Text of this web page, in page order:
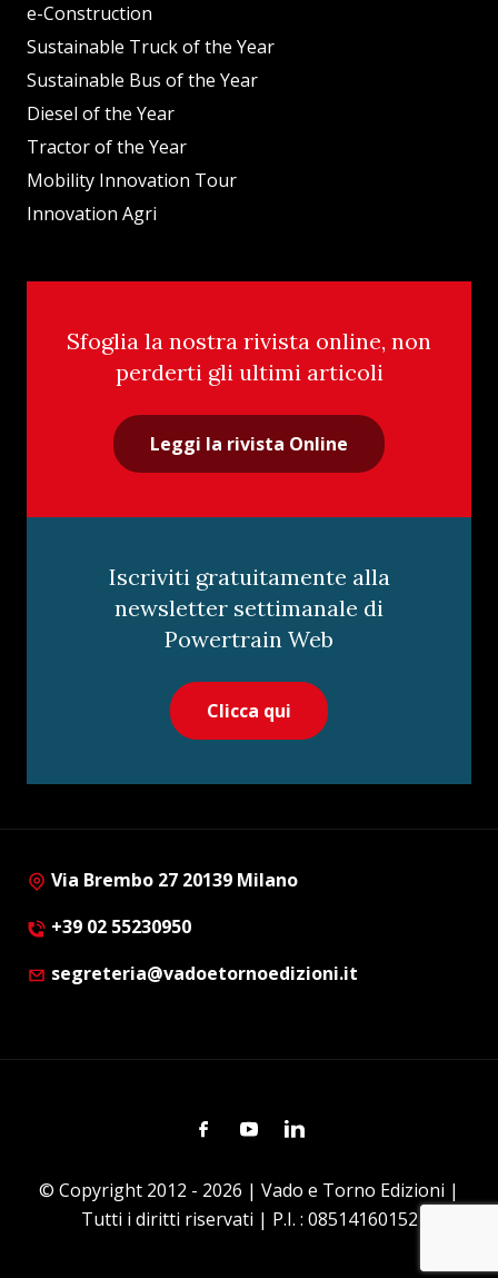
e-Construction
Sustainable Truck of the Year
Sustainable Bus of the Year
Diesel of the Year
Tractor of the Year
Mobility Innovation Tour
Innovation Agri
Sfoglia la nostra rivista online, non
perderti gli ultimi articoli
Leggi la rivista Online
Iscriviti gratuitamente alla
newsletter settimanale di
Powertrain Web
Clicca qui
Via Brembo 27 20139 Milano
+39 02 55230950
segreteria@vadoetornoedizioni.it
FacebookYoutubeLinkedin
© Copyright 2012 - 2026 | Vado e Torno Edizioni |
Tutti i diritti riservati | P.I. : 08514160152